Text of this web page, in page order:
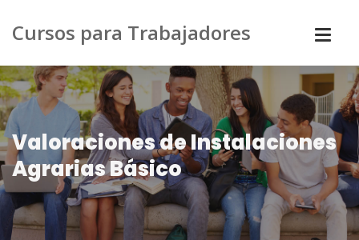
Cursos para Trabajadores
Valoraciones de Instalaciones
Agrarias Básico